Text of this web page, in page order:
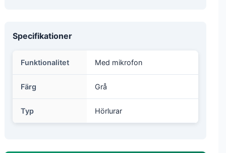
Specifikationer
Funktionalitet Med mikrofon
Färg Grå
Typ Hörlurar